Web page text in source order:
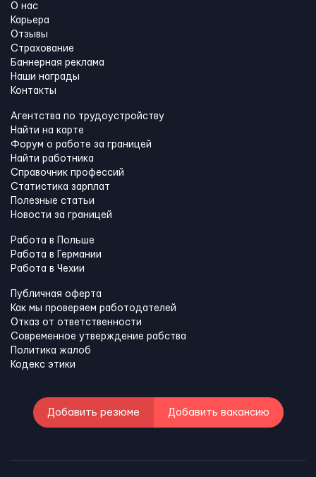
О нас
Карьера
Отзывы
Страхование
Баннерная реклама
Наши награды
Контакты
Агентства по трудоустройству
Найти на карте
Форум о работе за границей
Найти работника
Справочник профессий
Статистика зарплат
Полезные статьи
Новости за границей
Работа в Польше
Работа в Германии
Работа в Чехии
Публичная оферта
Как мы проверяем работодателей
Отказ от ответственности
Современное утверждение рабства
Политика жалоб
Кодекс этики
Добавить резюме Добавить вакансию